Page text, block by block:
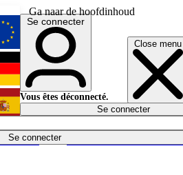
Ga naar de hoofdinhoud
Close menu
Se connecter
Économie
English
Deutsch
Español
Se connecter
Vous êtes déconnecté.
Se connecter